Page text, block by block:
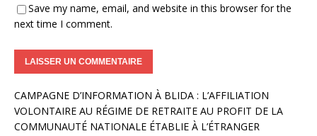
Save my name, email, and website in this browser for the
next time I comment.
l
t
e
CAMPAGNE D’INFORMATION À BLIDA : L’AFFILIATION
VOLONTAIRE AU RÉGIME DE RETRAITE AU PROFIT DE LA
COMMUNAUTÉ NATIONALE ÉTABLIE À L’ÉTRANGER